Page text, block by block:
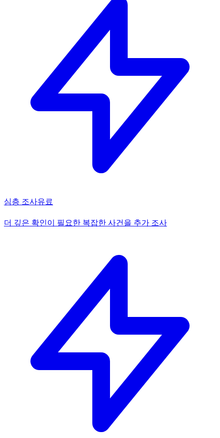
심층 조사유료
더 깊은 확인이 필요한 복잡한 사건을 추가 조사